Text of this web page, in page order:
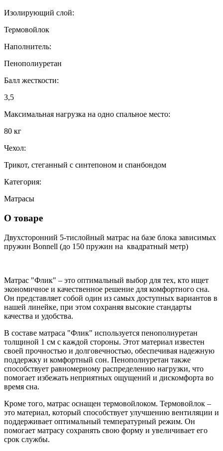
Изолирующий слой:
Термовойлок
Наполнитель:
Пенополиуретан
Балл жесткости:
3,5
Максимальная нагрузка на одно спальное место:
80 кг
Чехол:
Трикот, стеганный с синтепоном и спанбондом
Категория:
Матрасы
О товаре
Двухсторонний 5-тислойный матрас на базе блока зависимых
пружин Bonnell (до 150 пружин на квадратный метр)
Матрас "Флик" – это оптимальный выбор для тех, кто ищет
экономичное и качественное решение для комфортного сна.
Он представляет собой один из самых доступных вариантов в
нашей линейке, при этом сохраняя высокие стандарты
качества и удобства.
В составе матраса "Флик" используется пенополиуретан
толщиной 1 см с каждой стороны. Этот материал известен
своей прочностью и долговечностью, обеспечивая надежную
поддержку и комфортный сон. Пенополиуретан также
способствует равномерному распределению нагрузки, что
помогает избежать неприятных ощущений и дискомфорта во
время сна.
Кроме того, матрас оснащен термовойлоком. Термовойлок –
это материал, который способствует улучшению вентиляции и
поддерживает оптимальный температурный режим. Он
помогает матрасу сохранять свою форму и увеличивает его
срок службы.